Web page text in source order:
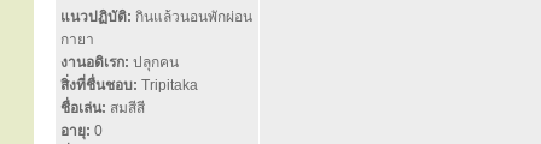
แนวปฏิบัติ: กินแล้วนอนพักผ่อน
กายา
งานอดิเรก: ปลุกคน
สิ่งที่ชื่นชอบ: Tripitaka
ชื่อเล่น: สมสีสี
อายุ: 0